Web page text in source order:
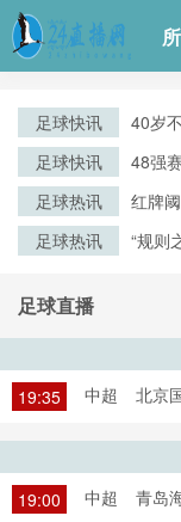
足球快讯
40岁
足球快讯
48强
足球热讯
红牌
足球热讯 “规则
足球直播
19:35
中超 北京
19:00
中超 青岛